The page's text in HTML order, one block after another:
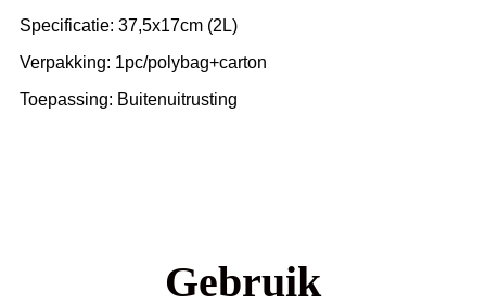
Specificatie: 37,5x17cm (2L)
Verpakking: 1pc/polybag+carton
Toepassing: Buitenuitrusting
Gebruik